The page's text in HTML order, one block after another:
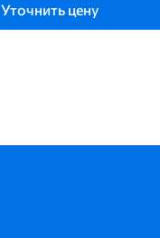
Уточнить цену